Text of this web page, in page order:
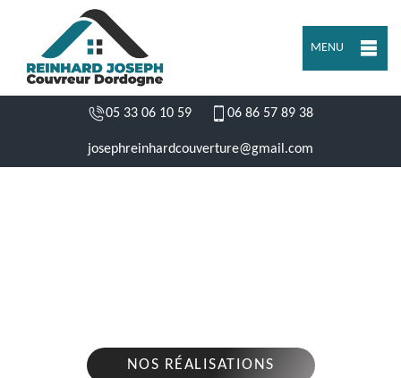
MENU
05 33 06 10 59 06 86 57 89 38
josephreinhardcouverture@gmail.com
NOS RÉALISATIONS